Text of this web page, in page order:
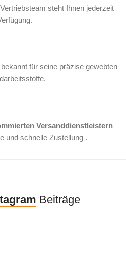
steht Ihnen jederzeit
für seine präzise gewebten
Versanddienstleistern
und schnelle Zustellung .
Beiträge